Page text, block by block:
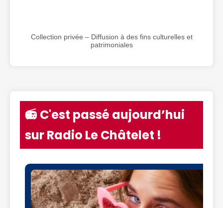
Collection privée – Diffusion à des fins culturelles et
patrimoniales
📻 C'est passé aujourd’hui
sur Radio Le Châtelet !